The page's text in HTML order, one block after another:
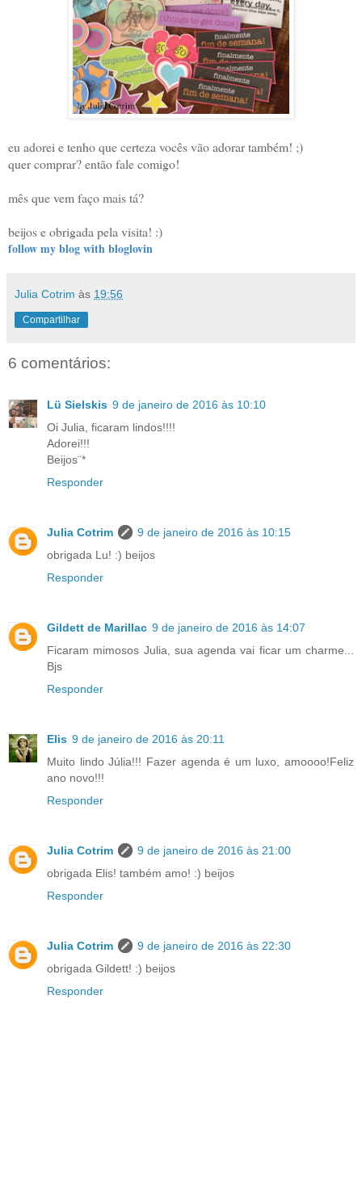
eu adorei e tenho que certeza vocês vão adorar também! ;)
quer comprar? então fale comigo!
mês que vem faço mais tá?
beijos e obrigada pela visita! :)
follow my blog with bloglovin
Julia Cotrim às 19:56
Compartilhar
6 comentários:
Lü Sielskis 9 de janeiro de 2016 às 10:10
Oi Julia, ficaram lindos!!!!
Adorei!!!
Beijos¨*
Responder
Julia Cotrim
9 de janeiro de 2016 às 10:15
obrigada Lu! :) beijos
Responder
Gildett de Marillac 9 de janeiro de 2016 às 14:07
Ficaram mimosos Julia, sua agenda vai ficar um charme...
Bjs
Responder
Elis 9 de janeiro de 2016 às 20:11
Muito lindo Júlia!!! Fazer agenda é um luxo, amoooo!Feliz
ano novo!!!
Responder
Julia Cotrim
9 de janeiro de 2016 às 21:00
obrigada Elis! também amo! :) beijos
Responder
Julia Cotrim
9 de janeiro de 2016 às 22:30
obrigada Gildett! :) beijos
Responder